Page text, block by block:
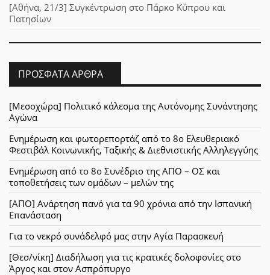
[Αθήνα, 21/3] Συγκέντρωση στο Πάρκο Κύπρου και
Πατησίων
ΠΡΌΣΦΑΤΑ ΆΡΘΡΑ
[Μεσοχώρα] Πολιτικό κάλεσμα της Αυτόνομης Συνάντησης
Αγώνα
Ενημέρωση και φωτορεπορτάζ από το 8ο Ελευθεριακό
Φεστιβάλ Κοινωνικής, Ταξικής & Διεθνιστικής Αλληλεγγύης
Ενημέρωση από το 8ο Συνέδριο της ΑΠΟ – ΟΣ και
τοποθετήσεις των ομάδων – μελών της
[ΑΠΟ] Ανάρτηση πανό για τα 90 χρόνια από την Ισπανική
Επανάσταση
Για το νεκρό συνάδελφό μας στην Αγία Παρασκευή
[Θεσ/νίκη] Διαδήλωση για τις κρατικές δολοφονίες στο
Άργος και στον Ασπρόπυργο